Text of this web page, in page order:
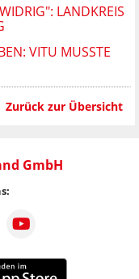
LANDKREIS H
VITU MUSSTE
Zurück zur Übersicht
GmbH